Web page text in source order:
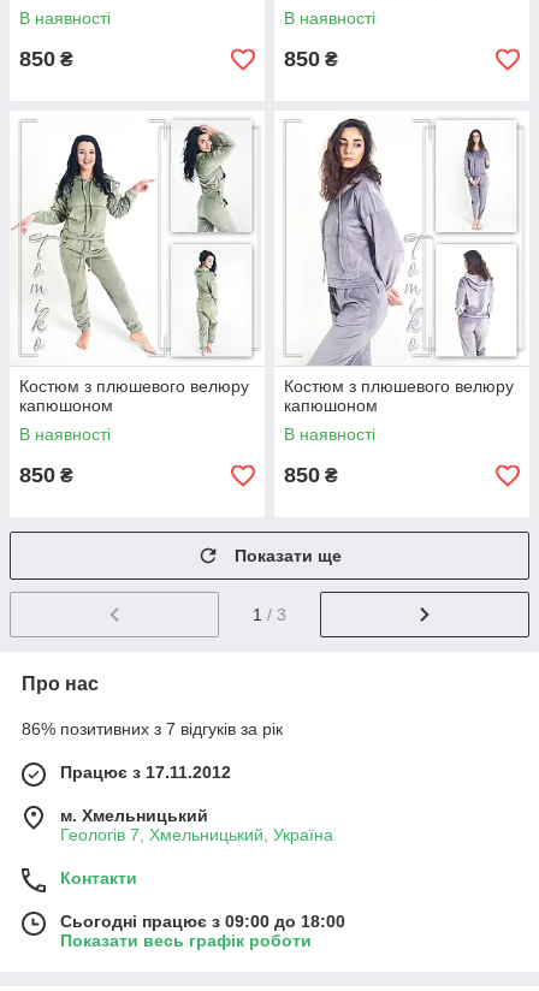
В наявності
850 ₴
В наявності
850 ₴
Костюм з плюшевого велюру
капюшоном
В наявності
850 ₴
Костюм з плюшевого велюру
капюшоном
В наявності
850 ₴
Показати ще
1 / 3
Про нас
86% позитивних з 7 відгуків за рік
Працює з 17.11.2012
м. Хмельницький
Геологів 7, Хмельницький, Україна
Контакти
Сьогодні працює з 09:00 до 18:00
Показати весь графік роботи